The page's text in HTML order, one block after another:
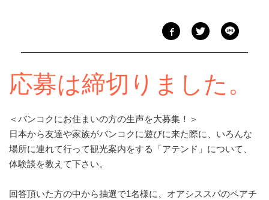
応募は締切りました。
＜バンコクにお住まいの方の生声を大募集！＞
日本から友達や家族がバンコクに遊びに来た際に、いろんな
場所に連れて行って観光案内をする「アテンド」について、
体験談を教えて下さい。
回答頂いた方の中から抽選で1名様に、オアシススパのペアチ